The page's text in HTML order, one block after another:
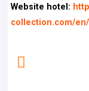
Website hotel:
collection.com/